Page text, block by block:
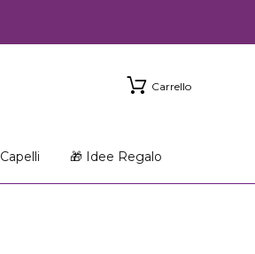
Carrello
Capelli 🎁 Idee Regalo